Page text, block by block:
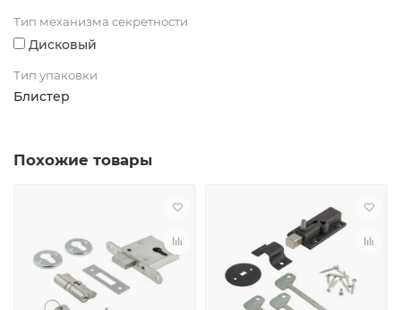
Тип механизма секретности
Дисковый
Тип упаковки
Блистер
Похожие товары